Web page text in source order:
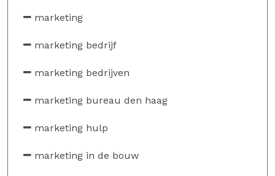
marketing
marketing bedrijf
marketing bedrijven
marketing bureau den haag
marketing hulp
marketing in de bouw